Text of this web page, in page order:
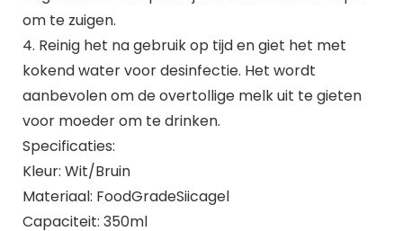
om te zuigen.
4. Reinig het na gebruik op tijd en giet het met
kokend water voor desinfectie. Het wordt
aanbevolen om de overtollige melk uit te gieten
voor moeder om te drinken.
Specificaties:
Kleur: Wit/Bruin
Materiaal: FoodGradeSiicagel
Capaciteit: 350ml